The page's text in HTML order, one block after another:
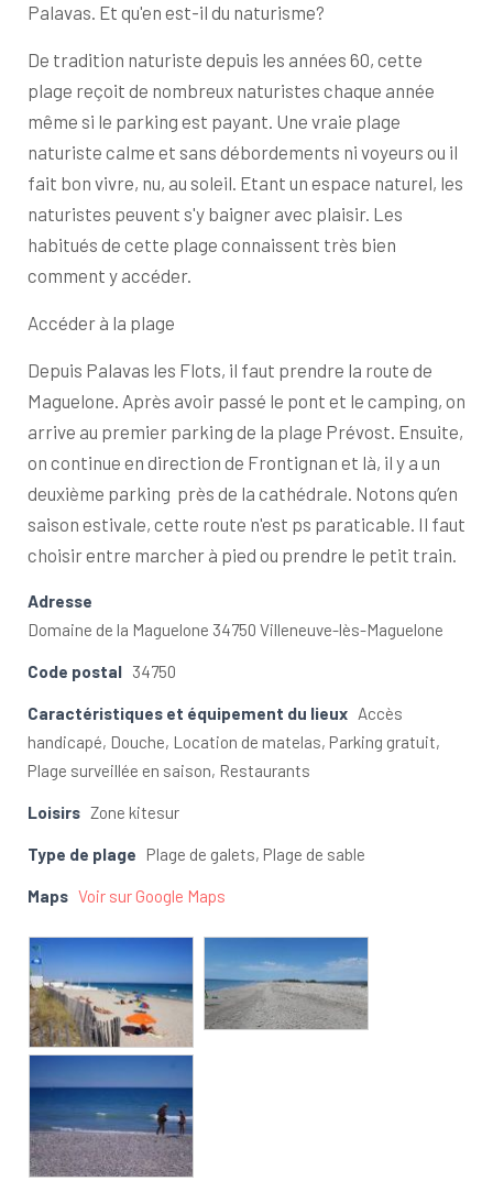
Palavas. Et qu'en est-il du naturisme?
De tradition naturiste depuis les années 60, cette
plage reçoit de nombreux naturistes chaque année
même si le parking est payant. Une vraie plage
naturiste calme et sans débordements ni voyeurs ou il
fait bon vivre, nu, au soleil. Etant un espace naturel, les
naturistes peuvent s'y baigner avec plaisir. Les
habitués de cette plage connaissent très bien
comment y accéder.
Accéder à la plage
Depuis Palavas les Flots, il faut prendre la route de
Maguelone. Après avoir passé le pont et le camping, on
arrive au premier parking de la plage Prévost. Ensuite,
on continue en direction de Frontignan et là, il y a un
deuxième parking près de la cathédrale. Notons qu’en
saison estivale, cette route n'est ps paraticable. Il faut
choisir entre marcher à pied ou prendre le petit train.
Adresse
Domaine de la Maguelone 34750 Villeneuve-lès-Maguelone
Code postal 34750
Caractéristiques et équipement du lieux Accès
handicapé, Douche, Location de matelas, Parking gratuit,
Plage surveillée en saison, Restaurants
Loisirs Zone kitesur
Type de plage Plage de galets, Plage de sable
Maps Voir sur Google Maps